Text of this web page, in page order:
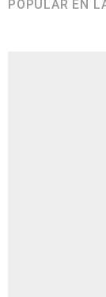
POPULAR EN